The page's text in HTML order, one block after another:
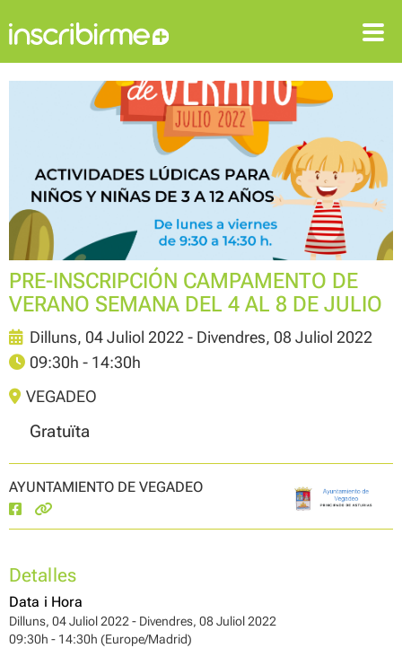
REGISTRAR-SE
PRE-INSCRIPCIÓN CAMPAMENTO DE
VERANO SEMANA DEL 4 AL 8 DE JULIO
Dilluns, 04 Juliol 2022 - Divendres, 08 Juliol 2022
09:30h - 14:30h
VEGADEO
Gratuïta
AYUNTAMIENTO DE VEGADEO
Detalles
Data i Hora
Dilluns, 04 Juliol 2022 - Divendres, 08 Juliol 2022
09:30h - 14:30h (Europe/Madrid)